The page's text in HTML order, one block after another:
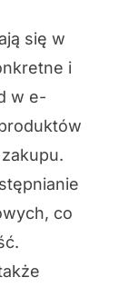
się w
i
w e-
co